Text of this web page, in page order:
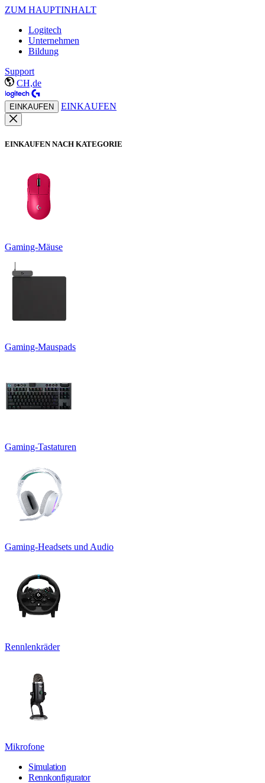
ZUM HAUPTINHALT
Logitech
Unternehmen
Bildung
Support
CH,de
EINKAUFEN EINKAUFEN
EINKAUFEN NACH KATEGORIE
Gaming-Mäuse
Gaming-Mauspads
Gaming-Tastaturen
Gaming-Headsets und Audio
Rennlenkräder
Mikrofone
Simulation
Rennkonfigurator